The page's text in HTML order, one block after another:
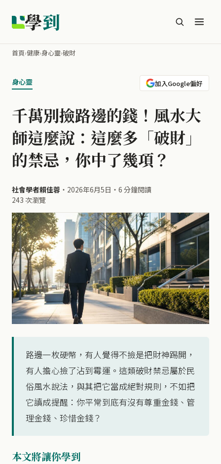
學到
首頁›健康›身心靈›破財
身心靈 加入Google偏好
千萬別撿路邊的錢！風水大
師這麼說：這麼多「破財」
的禁忌，你中了幾項？
社會學者賴佳蓉 ・ 2026年6月5日 ・ 6 分鐘閱讀
243 次瀏覽
路邊一枚硬幣，有人覺得不撿是把財神踢開，
有人擔心撿了沾到霉運。這類破財禁忌屬於民
俗風水說法，與其把它當成絕對規則，不如把
它讀成提醒：你平常到底有沒有尊重金錢、管
理金錢、珍惜金錢？
本文將讓你學到